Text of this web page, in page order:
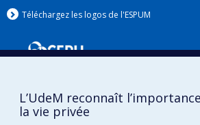
Téléchargez les logos de l'ESPUM
L’UdeM reconnaît
la vie privée